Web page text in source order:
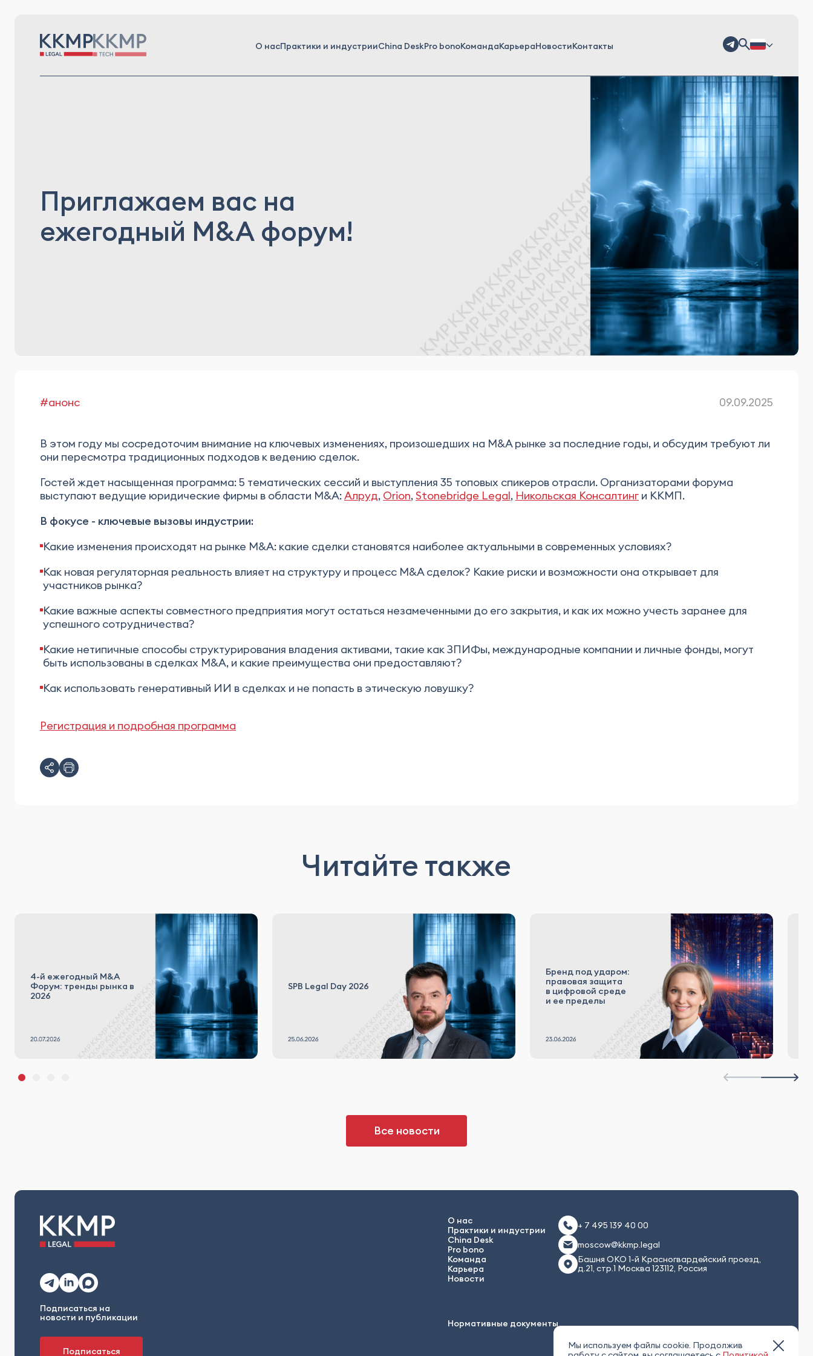
О насПрактики и индустрииChina DeskPro bonoКомандаКарьераНовостиКонтакты
Приглажаем вас на
ежегодный M&A форум!
#анонс 09.09.2025
В этом году мы сосредоточим внимание на ключевых изменениях, произошедших на M&A рынке за последние годы, и обсудим требуют ли
они пересмотра традиционных подходов к ведению сделок.
Гостей ждет насыщенная программа: 5 тематических сессий и выступления 35 топовых спикеров отрасли. Организаторами форума
выступают ведущие юридические фирмы в области M&A:Алруд, Orion,Stonebridge Legal, Никольская Консалтинг и ККМП.
В фокусе - ключевые вызовы индустрии:
Какие изменения происходят на рынке M&A: какие сделки становятся наиболее актуальными в современных условиях?
Как новая регуляторная реальность влияет на структуру и процесс M&A сделок? Какие риски и возможности она открывает для
участников рынка?
Какие важные аспекты совместного предприятия могут остаться незамеченными до его закрытия, и как их можно учесть заранее для
успешного сотрудничества?
Какие нетипичные способы структурирования владения активами, такие как ЗПИФы, международные компании и личные фонды, могут
быть использованы в сделках M&A, и какие преимущества они предоставляют?
Как использовать генеративный ИИ в сделках и не попасть в этическую ловушку?
Регистрация и подробная программа
Читайте также
4-й ежегодный M&A
Форум: тренды рынка в
2026
SPB Legal Day 2026
Бренд под ударом:
правовая защита
в цифровой среде
и ее пределы
Все новости
Мы используем файлы cookie. Продолжив
Подписаться на
новости и публикации
Подписаться
О нас
Практики и индустрии
China Desk
Pro bono
Команда
Карьера
Новости
Нормативные документы
+ 7 495 139 40 00
moscow@kkmp.legal
Башня ОКО 1-й Красногвардейский проезд,
д.21, стр.1 Москва 123112, Россия